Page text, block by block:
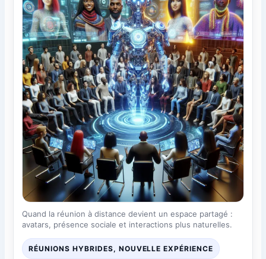
Quand la réunion à distance devient un espace partagé :
avatars, présence sociale et interactions plus naturelles.
RÉUNIONS HYBRIDES, NOUVELLE EXPÉRIENCE